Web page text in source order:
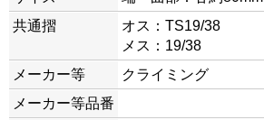
共通摺
オス：TS19/38
メス：19/38
メーカー等
クライミング
メーカー等品番